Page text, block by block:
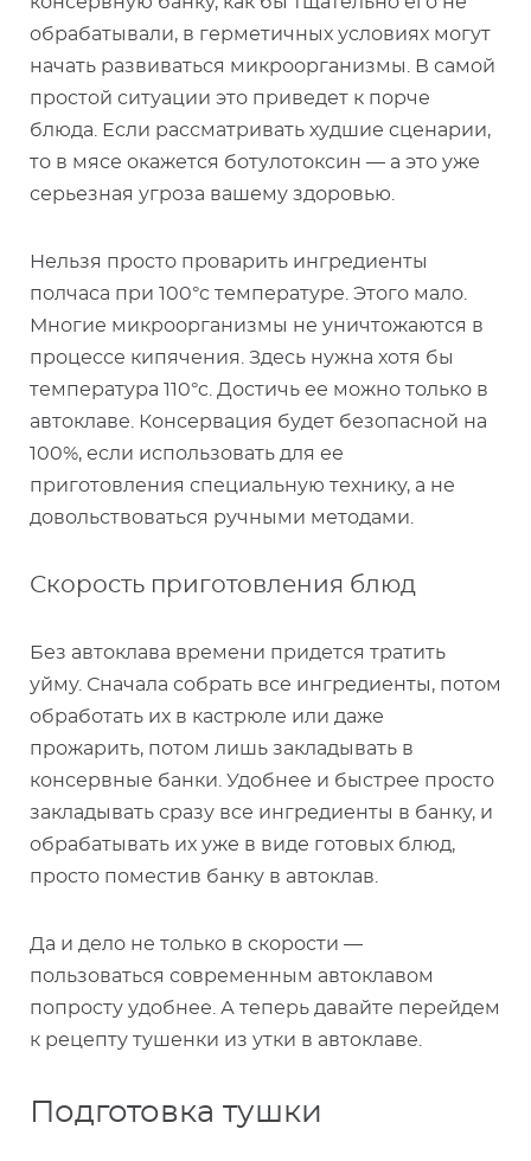
обрабатывали, в герметичных условиях могут
начать развиваться микроорганизмы. В самой
простой ситуации это приведет к порче
блюда. Если рассматривать худшие сценарии,
то в мясе окажется ботулотоксин — а это уже
серьезная угроза вашему здоровью.
Нельзя просто проварить ингредиенты
полчаса при 100°c температуре. Этого мало.
Многие микроорганизмы не уничтожаются в
процессе кипячения. Здесь нужна хотя бы
температура 110°c. Достичь ее можно только в
автоклаве. Консервация будет безопасной на
100%, если использовать для ее
приготовления специальную технику, а не
довольствоваться ручными методами.
Скорость приготовления блюд
Без автоклава времени придется тратить
уйму. Сначала собрать все ингредиенты, потом
обработать их в кастрюле или даже
прожарить, потом лишь закладывать в
консервные банки. Удобнее и быстрее просто
закладывать сразу все ингредиенты в банку, и
обрабатывать их уже в виде готовых блюд,
просто поместив банку в автоклав.
Да и дело не только в скорости —
пользоваться современным автоклавом
попросту удобнее. А теперь давайте перейдем
к рецепту тушенки из утки в автоклаве.
Подготовка тушки